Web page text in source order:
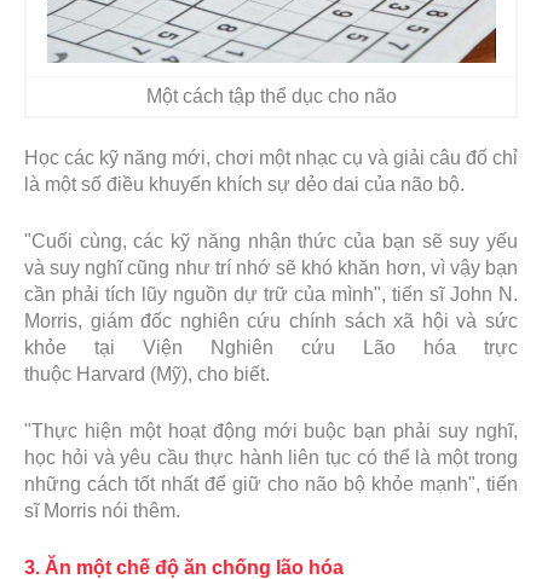
Một cách tập thể dục cho não
Học các kỹ năng mới, chơi một nhạc cụ và giải câu đố chỉ
là một số điều khuyến khích sự dẻo dai của não bộ.
"Cuối cùng, các kỹ năng nhận thức của bạn sẽ suy yếu
và suy nghĩ cũng như trí nhớ sẽ khó khăn hơn, vì vậy bạn
cần phải tích lũy nguồn dự trữ của mình", tiến sĩ John N.
Morris, giám đốc nghiên cứu chính sách xã hội và sức
khỏe tại Viện Nghiên cứu Lão hóa trực
thuộc Harvard (Mỹ), cho biết.
"Thực hiện một hoạt động mới buộc bạn phải suy nghĩ,
học hỏi và yêu cầu thực hành liên tục có thể là một trong
những cách tốt nhất để giữ cho não bộ khỏe mạnh", tiến
sĩ Morris nói thêm.
3. Ăn một chế độ ăn chống lão hóa